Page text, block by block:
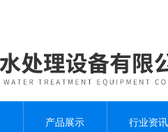
产品展示 行业资讯